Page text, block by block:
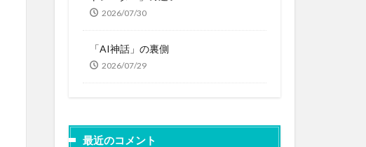
2026/07/30
「AI神話」の裏側
2026/07/29
最近のコメント